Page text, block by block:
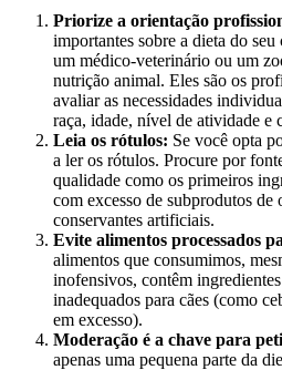
Priorize a orientação
importantes sobre a dieta do
um médico-veterinário ou um
nutrição animal. Eles são os
avaliar as necessidades
raça, idade, nível de atividade e
Leia os rótulos: Se você opta
a ler os rótulos. Procure por
qualidade como os primeiros
com excesso de subprodutos
conservantes artificiais.
Evite alimentos processados
alimentos que consumimos,
inofensivos, contêm
inadequados para cães (como
em excesso).
Moderação é a chave para
apenas uma pequena parte da